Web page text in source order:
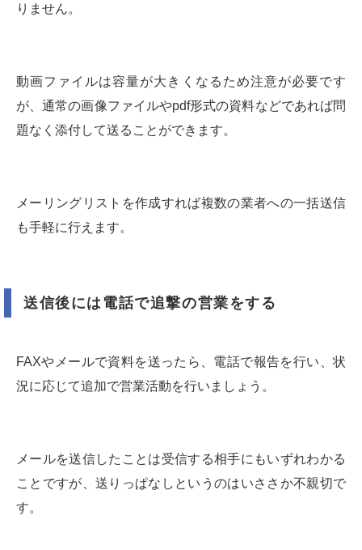
りません。
動画ファイルは容量が大きくなるため注意が必要です
が、通常の画像ファイルやpdf形式の資料などであれば問
題なく添付して送ることができます。
メーリングリストを作成すれば複数の業者への一括送信
も手軽に行えます。
送信後には電話で追撃の営業をする
FAXやメールで資料を送ったら、電話で報告を行い、状
況に応じて追加で営業活動を行いましょう。
メールを送信したことは受信する相手にもいずれわかる
ことですが、送りっぱなしというのはいささか不親切で
す。